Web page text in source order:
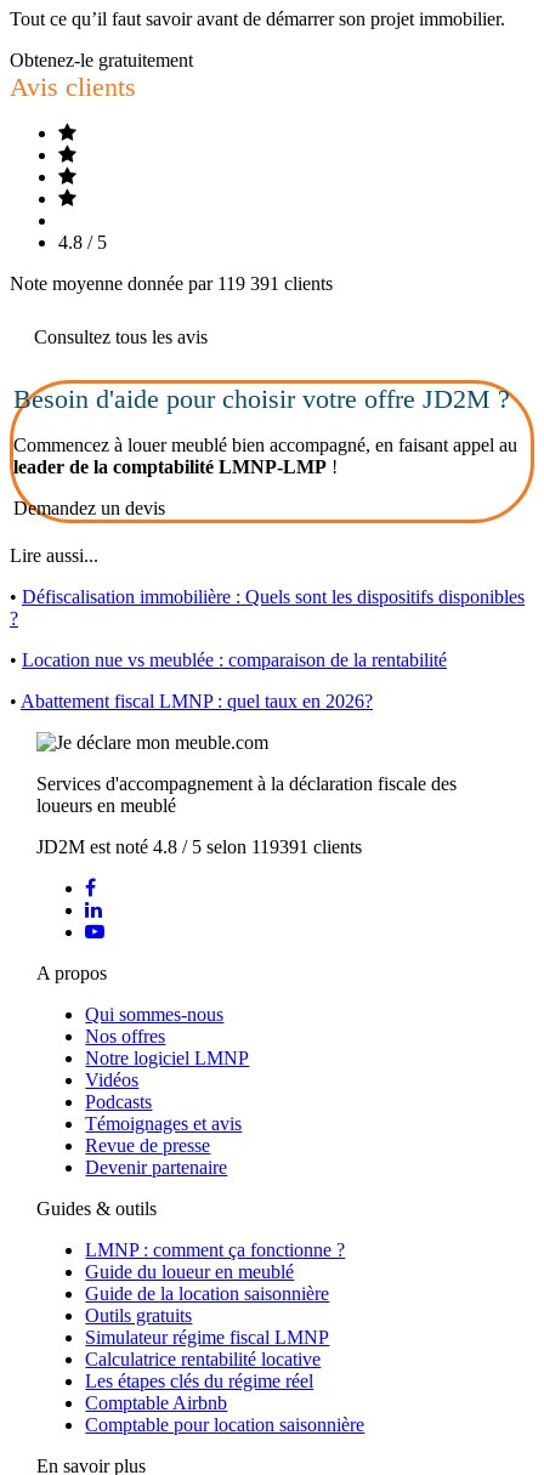
Tout ce qu’il faut savoir avant de démarrer son projet immobilier.
Obtenez-le gratuitement
Avis clients
4.8 / 5
Note moyenne donnée par 119 391 clients
Consultez tous les avis
Besoin d'aide pour choisir votre offre JD2M ?
Commencez à louer meublé bien accompagné, en faisant appel au
leader de la comptabilité LMNP-LMP !
Demandez un devis
Lire aussi...
• Défiscalisation immobilière : Quels sont les dispositifs disponibles
?
• Location nue vs meublée : comparaison de la rentabilité
• Abattement fiscal LMNP : quel taux en 2026?
Services d'accompagnement à la déclaration fiscale des
loueurs en meublé
JD2M est noté4.8 / 5 selon 119391 clients
A propos
Qui sommes-nous
Nos offres
Notre logiciel LMNP
Vidéos
Podcasts
Témoignages et avis
Revue de presse
Devenir partenaire
Guides & outils
LMNP : comment ça fonctionne ?
Guide du loueur en meublé
Guide de la location saisonnière
Outils gratuits
Simulateur régime fiscal LMNP
Calculatrice rentabilité locative
Les étapes clés du régime réel
Comptable Airbnb
Comptable pour location saisonnière
En savoir plus